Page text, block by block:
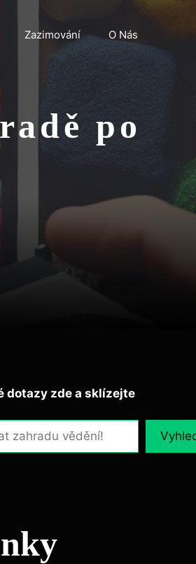
Zazimování O Nás
po
dotazy zde a sklízejte